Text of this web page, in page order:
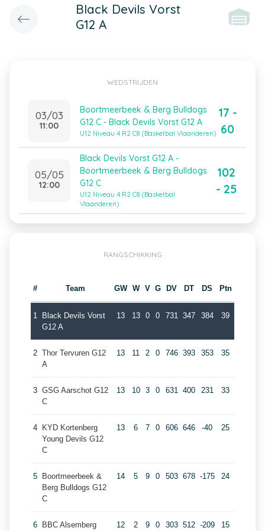
Black Devils Vorst
G12 A
WEDSTRIJDEN
03/03
11:00
Boortmeerbeek & Berg Bulldogs
G12 C - Black Devils Vorst G12 A
U12 Niveau 4 R2 C8 (Basketbal Vlaanderen)
17 -
60
05/05
12:00
Black Devils Vorst G12 A -
Boortmeerbeek & Berg Bulldogs
G12 C
U12 Niveau 4 R2 C8 (Basketbal
Vlaanderen)
102
- 25
RANGSCHIKKING
# Team GW W V G DV DT DS Ptn
1
Black Devils Vorst
G12 A
13 13 0 0 731 347 384 39
2 Thor Tervuren G12
A
13 11 2 0 746 393 353 35
3 GSG Aarschot G12
C
13 10 3 0 631 400 231 33
4
KYD Kortenberg
Young Devils G12
C
13 6 7 0 606 646 -40 25
5
Boortmeerbeek &
Berg Bulldogs G12
C
14 5 9 0 503 678 -175 24
6 BBC Alsemberg 12 2 9 0 303 512 -209 15